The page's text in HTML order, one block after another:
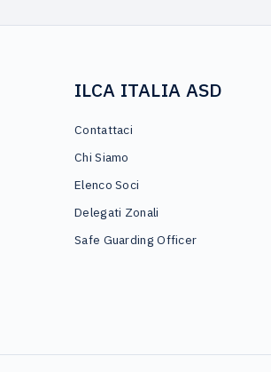
ILCA ITALIA ASD
Contattaci
Chi Siamo
Elenco Soci
Delegati Zonali
Safe Guarding Officer